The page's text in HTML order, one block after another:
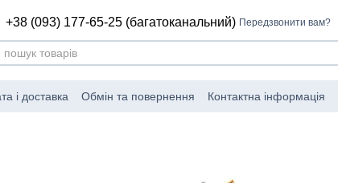
+38 (093) 177-65-25 (багатоканальний) Передзвонити вам?
і доставка Обмін та повернення Контактна інформація